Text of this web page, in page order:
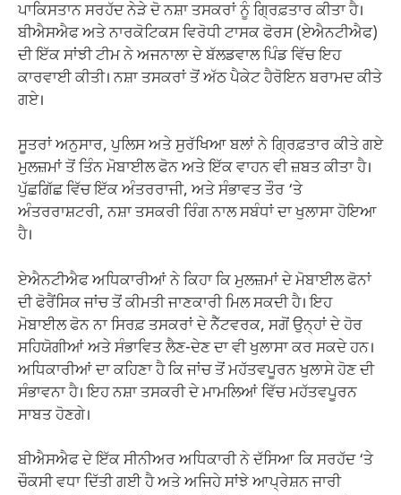
ਪਾਕਿਸਤਾਨ ਸਰਹੱਦ ਨੇੜੇ ਦੋ ਨਸ਼ਾ ਤਸਕਰਾਂ ਨੂੰ ਗ੍ਰਿਫ਼ਤਾਰ ਕੀਤਾ ਹੈ।
ਬੀਐਸਐਫ ਅਤੇ ਨਾਰਕੋਟਿਕਸ ਵਿਰੋਧੀ ਟਾਸਕ ਫੋਰਸ (ਏਐਨਟੀਐਫ)
ਦੀ ਇੱਕ ਸਾਂਝੀ ਟੀਮ ਨੇ ਅਜਨਾਲਾ ਦੇ ਬੱਲਡਵਾਲ ਪਿੰਡ ਵਿੱਚ ਇਹ
ਕਾਰਵਾਈ ਕੀਤੀ। ਨਸ਼ਾ ਤਸਕਰਾਂ ਤੋਂ ਅੱਠ ਪੈਕੇਟ ਹੈਰੋਇਨ ਬਰਾਮਦ ਕੀਤੇ
ਗਏ।
ਸੂਤਰਾਂ ਅਨੁਸਾਰ, ਪੁਲਿਸ ਅਤੇ ਸੁਰੱਖਿਆ ਬਲਾਂ ਨੇ ਗ੍ਰਿਫ਼ਤਾਰ ਕੀਤੇ ਗਏ
ਮੁਲਜ਼ਮਾਂ ਤੋਂ ਤਿੰਨ ਮੋਬਾਈਲ ਫੋਨ ਅਤੇ ਇੱਕ ਵਾਹਨ ਵੀ ਜ਼ਬਤ ਕੀਤਾ ਹੈ।
ਪੁੱਛਗਿੱਛ ਵਿੱਚ ਇੱਕ ਅੰਤਰਰਾਜੀ, ਅਤੇ ਸੰਭਾਵਤ ਤੌਰ ‘ਤੇ
ਅੰਤਰਰਾਸ਼ਟਰੀ, ਨਸ਼ਾ ਤਸਕਰੀ ਰਿੰਗ ਨਾਲ ਸਬੰਧਾਂ ਦਾ ਖੁਲਾਸਾ ਹੋਇਆ
ਹੈ।
ਏਐਨਟੀਐਫ ਅਧਿਕਾਰੀਆਂ ਨੇ ਕਿਹਾ ਕਿ ਮੁਲਜ਼ਮਾਂ ਦੇ ਮੋਬਾਈਲ ਫੋਨਾਂ
ਦੀ ਫੋਰੈਂਸਿਕ ਜਾਂਚ ਤੋਂ ਕੀਮਤੀ ਜਾਣਕਾਰੀ ਮਿਲ ਸਕਦੀ ਹੈ। ਇਹ
ਮੋਬਾਈਲ ਫੋਨ ਨਾ ਸਿਰਫ਼ ਤਸਕਰਾਂ ਦੇ ਨੈੱਟਵਰਕ, ਸਗੋਂ ਉਨ੍ਹਾਂ ਦੇ ਹੋਰ
ਸਹਿਯੋਗੀਆਂ ਅਤੇ ਸੰਭਾਵਿਤ ਲੈਣ-ਦੇਣ ਦਾ ਵੀ ਖੁਲਾਸਾ ਕਰ ਸਕਦੇ ਹਨ।
ਅਧਿਕਾਰੀਆਂ ਦਾ ਕਹਿਣਾ ਹੈ ਕਿ ਜਾਂਚ ਤੋਂ ਮਹੱਤਵਪੂਰਨ ਖੁਲਾਸੇ ਹੋਣ ਦੀ
ਸੰਭਾਵਨਾ ਹੈ। ਇਹ ਨਸ਼ਾ ਤਸਕਰੀ ਦੇ ਮਾਮਲਿਆਂ ਵਿੱਚ ਮਹੱਤਵਪੂਰਨ
ਸਾਬਤ ਹੋਣਗੇ।
ਬੀਐਸਐਫ ਦੇ ਇੱਕ ਸੀਨੀਅਰ ਅਧਿਕਾਰੀ ਨੇ ਦੱਸਿਆ ਕਿ ਸਰਹੱਦ ‘ਤੇ
ਚੌਕਸੀ ਵਧਾ ਦਿੱਤੀ ਗਈ ਹੈ ਅਤੇ ਅਜਿਹੇ ਸਾਂਝੇ ਆਪ੍ਰੇਸ਼ਨ ਜਾਰੀ